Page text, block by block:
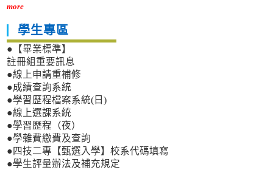
more
學生專區
●【畢業標準】
註冊組重要訊息
●線上申請重補修
●成績查詢系統
●學習歷程檔案系統(日)
●線上選課系統
●學習歷程（夜）
●學雜費繳費及查詢
●四技二專【甄選入學】校系代碼填寫
●學生評量辦法及補充規定